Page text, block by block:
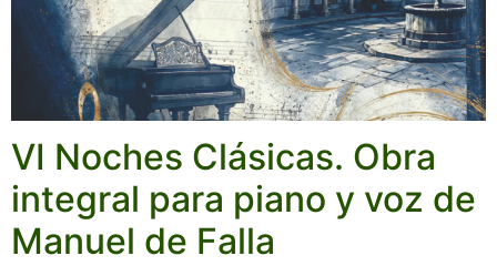
VI Noches Clásicas. Obra
integral para piano y voz de
Manuel de Falla